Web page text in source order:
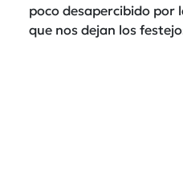
poco desapercibido por
que nos dejan los